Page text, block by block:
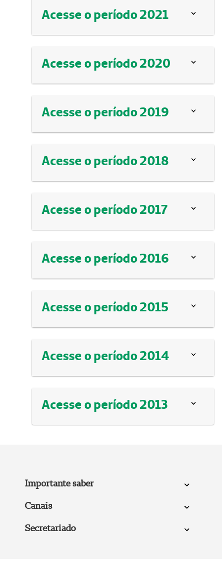
Acesse o período 2021
Acesse o período 2020
Acesse o período 2019
Acesse o período 2018
Acesse o período 2017
Acesse o período 2016
Acesse o período 2015
Acesse o período 2014
Acesse o período 2013
Importante saber
Canais
Secretariado